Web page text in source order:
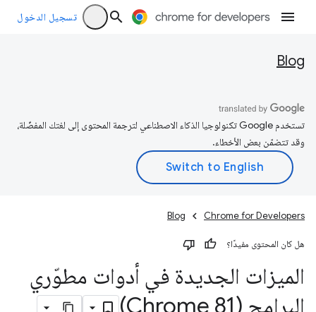
تسجيل الدخول
Blog
تستخدم Google تكنولوجيا الذكاء الاصطناعي لترجمة المحتوى إلى لغتك المفضّلة،
وقد تتضمّن بعض الأخطاء.
Chrome for Developers
Blog
هل كان المحتوى مفيدًا؟
الميزات الجديدة في أدوات مطوّري
البرامج (Chrome 81)